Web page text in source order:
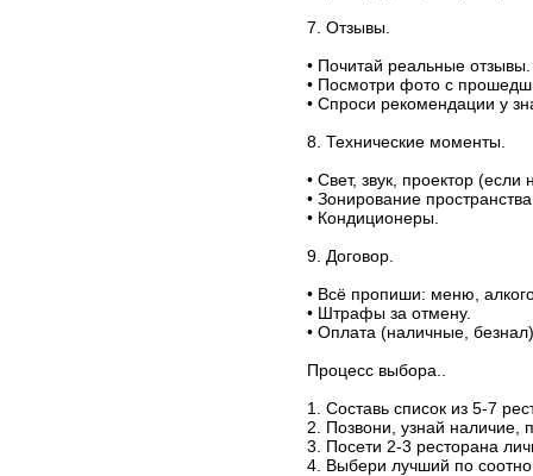
7. Отзывы.
• Почитай реальные отзывы.
• Посмотри фото с
• Спроси рекомендации у
8. Технические моменты.
• Свет, звук, проектор
• Зонирование
• Кондиционеры.
9. Договор.
• Всё пропиши: меню,
• Штрафы за отмену.
• Оплата (наличные,
Процесс выбора..
1. Составь список из 5-7
2. Позвони, узнай
3. Посети 2-3 ресторана
4. Выбери лучший по